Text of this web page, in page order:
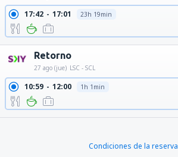
17:42 17:01 23h 19min
Retorno
27 ago (jue) LSC - SCL
10:59 12:00 1h 1min
Condiciones de la reserva